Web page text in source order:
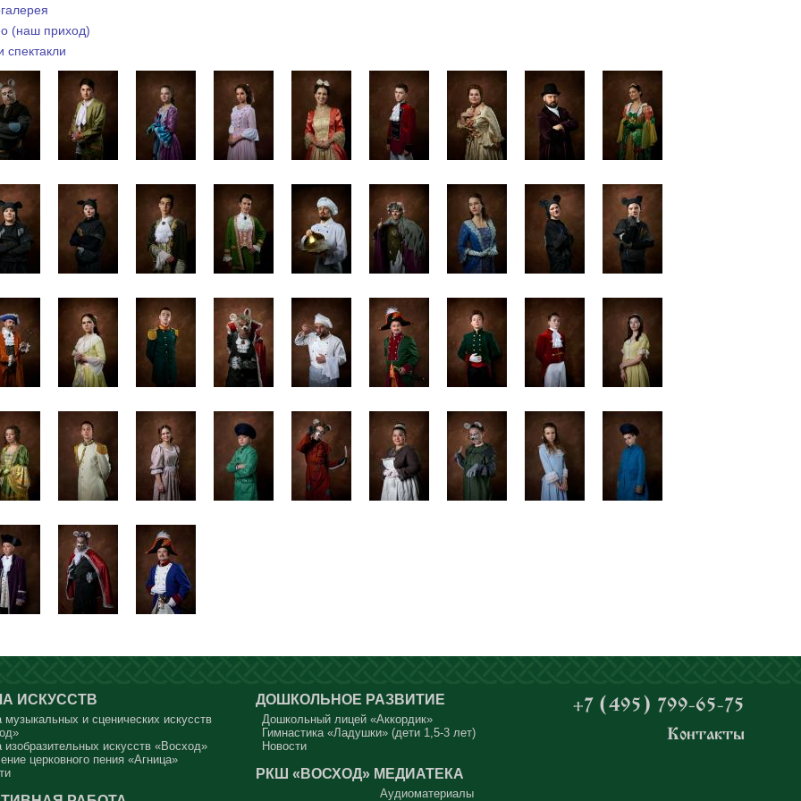
(наш приход)
спектакли
ИСКУССТВ
музыкальных и сценических искусств
изобразительных искусств «Восход»
церковного пения «Агница»
ДОШКОЛЬНОЕ РАЗВИТИЕ
Дошкольный лицей «Аккордик»
Гимнастика «Ладушки» (дети 1,5-3 лет)
Новости
РКШ «ВОСХОД» МЕДИАТЕКА
Аудиоматериалы
+7 (495) 799-65-75
Контакты